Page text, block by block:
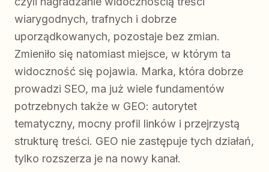
wiarygodnych, trafnych i dobrze
uporządkowanych, pozostaje bez zmian.
Zmieniło się natomiast miejsce, w którym ta
widoczność się pojawia. Marka, która dobrze
prowadzi SEO, ma już wiele fundamentów
potrzebnych także w GEO: autorytet
tematyczny, mocny profil linków i przejrzystą
strukturę treści. GEO nie zastępuje tych działań,
tylko rozszerza je na nowy kanał.